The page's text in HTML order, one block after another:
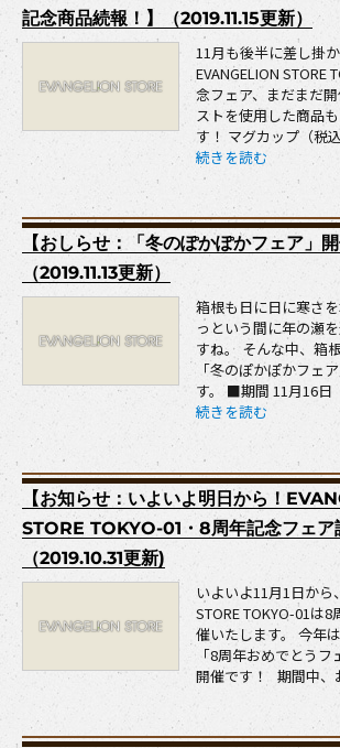
記念商品続報！】（2019.11.15更新）
11月も後半に差し掛
EVANGELION STORE
念フェア、まだまだ
ストを使用した商品
す！ マグカップ（税
“【新商品：
続きを読む
【おしらせ：「冬のぽかぽかフェア」開
（2019.11.13更新）
箱根も日に日に寒さ
っという間に年の瀬
すね。 そんな中、箱
「冬のぽかぽかフェ
す。 ■期間 11月16
“【おしらせ：「冬の
続きを読む
【お知らせ：いよいよ明日から！
STORE TOKYO-01・8周年記念フェア
（2019.10.31更新)
いよいよ11月1日から
STORE TOKYO-01は
催いたします。 今年
「8周年おめでとう
開催です！ 期間中